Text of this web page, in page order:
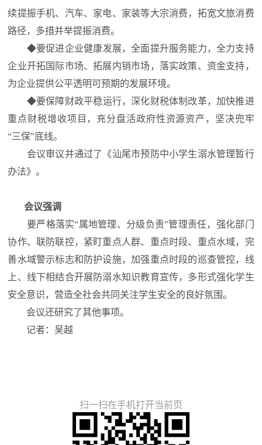
续提振手机、汽车、家电、家装等大宗消费，拓宽文旅消费
路径，多措并举提振消费。
◆要促进企业健康发展，全面提升服务能力，全力支持
企业开拓国际市场、拓展内销市场，落实政策、资金支持，
为企业提供公平透明可预期的发展环境。
◆要保障财政平稳运行，深化财税体制改革，加快推进
重点财税增收项目，充分盘活政府性资源资产，坚决兜牢
“三保”底线。
会议审议并通过了《汕尾市预防中小学生溺水管理暂行
办法》。
会议强调
要严格落实“属地管理、分级负责”管理责任，强化部门
协作、联防联控，紧盯重点人群、重点时段、重点水域，完
善水域警示标志和防护设施，加强重点时段的巡查管控，线
上、线下相结合开展防溺水知识教育宣传，多形式强化学生
安全意识，营造全社会共同关注学生安全的良好氛围。
会议还研究了其他事项。
记者：吴越
扫一扫在手机打开当前页